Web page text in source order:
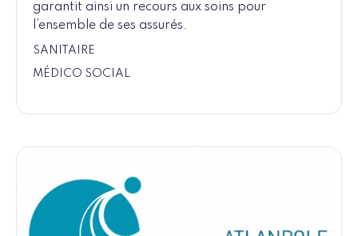
garantit ainsi un recours aux soins pour
l’ensemble de ses assurés.
SANITAIRE
MÉDICO SOCIAL